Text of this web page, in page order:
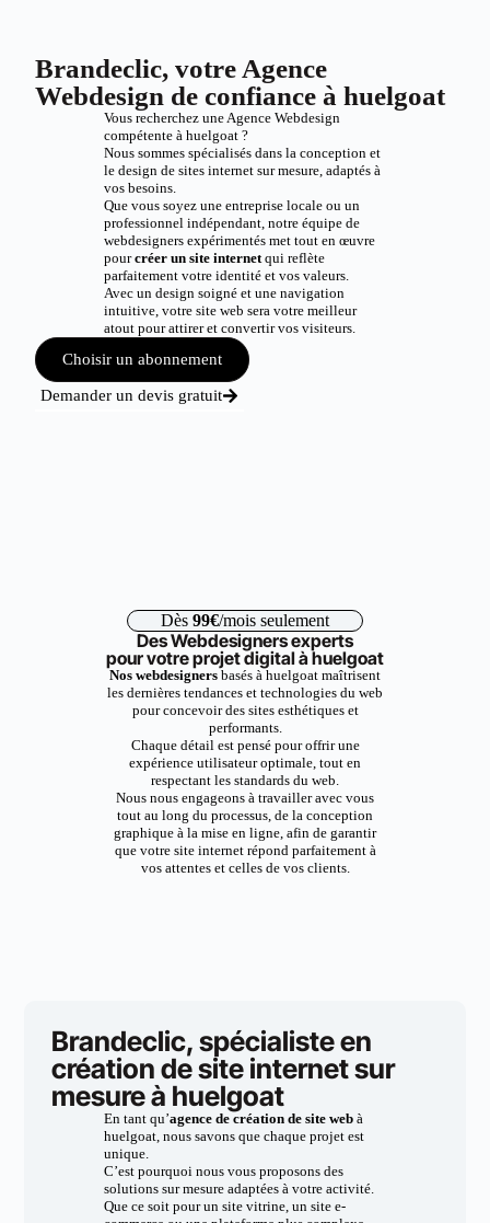
Brandeclic, votre Agence
Webdesign de confiance à huelgoat
Vous recherchez une Agence Webdesign
compétente à huelgoat ?
Nous sommes spécialisés dans la conception et
le design de sites internet sur mesure, adaptés à
vos besoins.
Que vous soyez une entreprise locale ou un
professionnel indépendant, notre équipe de
webdesigners expérimentés met tout en œuvre
pourcréer un site internetqui reflète
parfaitement votre identité et vos valeurs.
Avec un design soigné et une navigation
intuitive, votre site web sera votre meilleur
atout pour attirer et convertir vos visiteurs.
Choisir un abonnement
Demander un devis gratuit
Dès 99€/mois seulement
Des Webdesigners experts
pour votre projet digital à huelgoat
Nos webdesigners basés à huelgoat maîtrisent
les dernières tendances et technologies du web
pour concevoir des sites esthétiques et
performants.
Chaque détail est pensé pour offrir une
expérience utilisateur optimale, tout en
respectant les standards du web.
Nous nous engageons à travailler avec vous
tout au long du processus, de la conception
graphique à la mise en ligne, afin de garantir
que votre site internet répond parfaitement à
vos attentes et celles de vos clients.
Brandeclic, spécialiste en
création de site internet sur
mesure à huelgoat
En tant qu’agence de création de site webà
huelgoat, nous savons que chaque projet est
unique.
C’est pourquoi nous vous proposons des
solutions sur mesure adaptées à votre activité.
Que ce soit pour un site vitrine, un site e-